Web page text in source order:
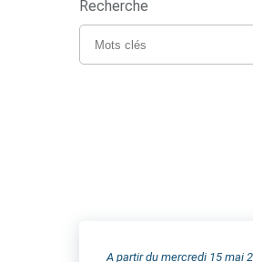
Recherche
A partir du mercredi 15 mai